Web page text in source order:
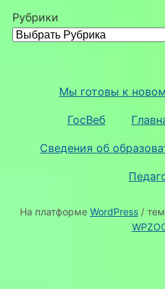
Рубрики
Мы готовы к
ГосВеб
Сведения об
На платформе WordPress/